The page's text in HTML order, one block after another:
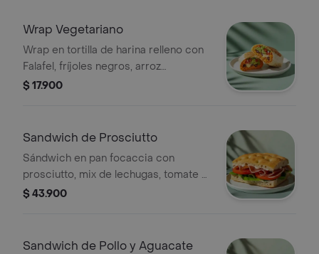
Wrap Vegetariano
Wrap en tortilla de harina relleno con
Falafel, fríjoles negros, arroz
achiotado, queso mozzarella, pico de
$ 17.900
Sandwich de Prosciutto
Sándwich en pan focaccia con
prosciutto, mix de lechugas, tomate y
mayonesa de ajo.
$ 43.900
Sandwich de Pollo y Aguacate